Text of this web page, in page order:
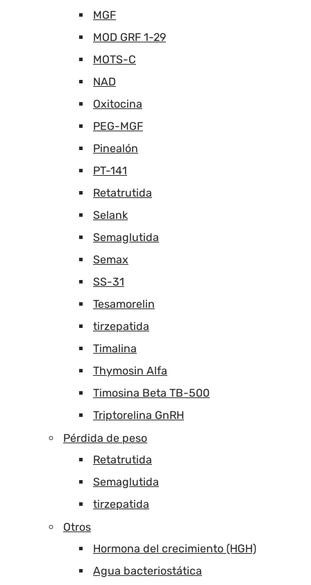
MGF
MOD GRF 1-29
MOTS-C
NAD
Oxitocina
PEG-MGF
Pinealón
PT-141
Retatrutida
Selank
Semaglutida
Semax
SS-31
Tesamorelin
tirzepatida
Timalina
Thymosin Alfa
Timosina Beta TB-500
Triptorelina GnRH
Pérdida de peso
Retatrutida
Semaglutida
tirzepatida
Otros
Hormona del crecimiento (HGH)
Agua bacteriostática